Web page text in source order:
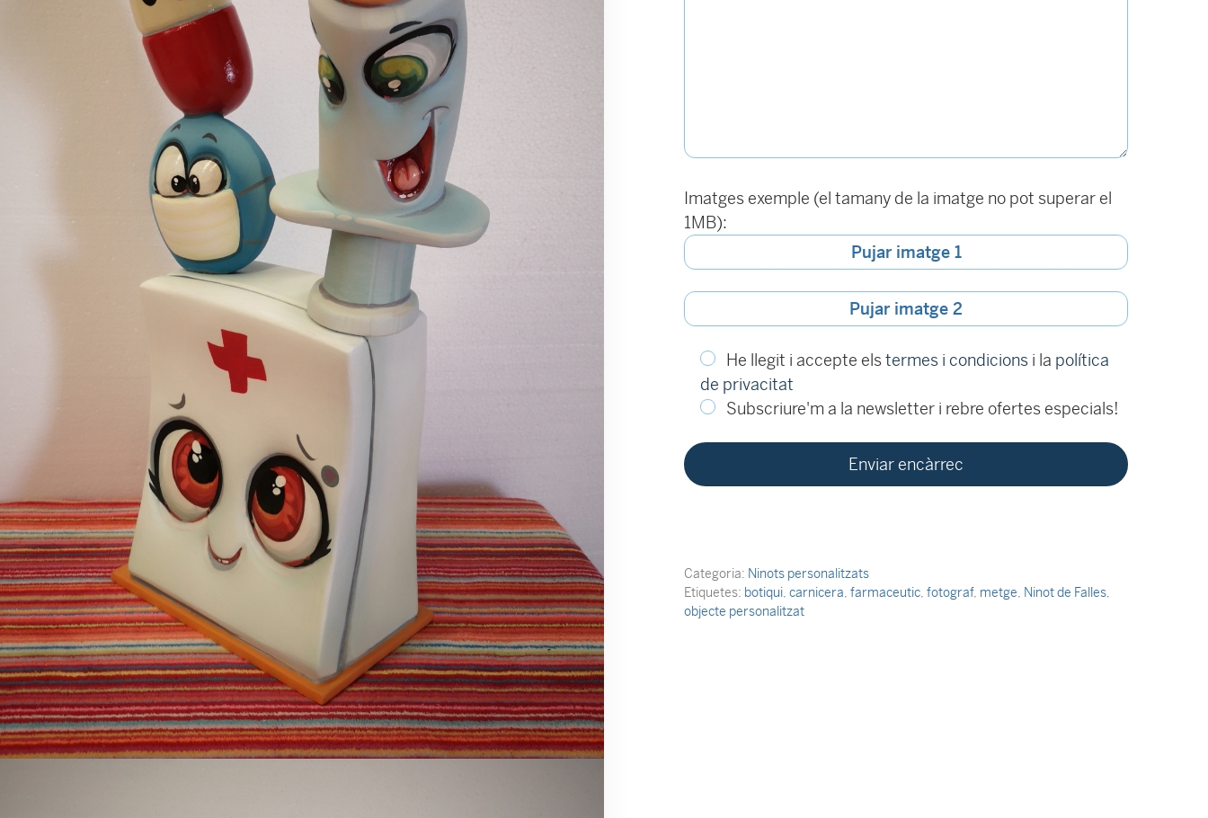
Imatges exemple (el tamany de la imatge no pot superar el
1MB):
Pujar imatge 1
Pujar imatge 2
He llegit i accepte elstermes i condicions i la política
de privacitat
Subscriure'm a la newsletter i rebre ofertes especials!
Categoria: Ninots personalitzats
Etiquetes: botiqui, carnicera, farmaceutic, fotograf, metge, Ninot de Falles,
objecte personalitzat